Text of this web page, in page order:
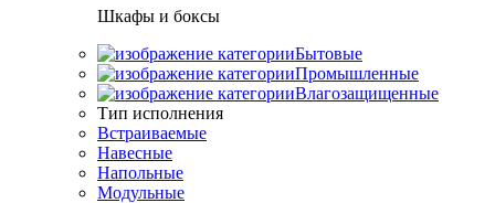
Шкафы и боксы
Бытовые
Промышленные
Влагозащищенные
Тип исполнения
Встраиваемые
Навесные
Напольные
Модульные